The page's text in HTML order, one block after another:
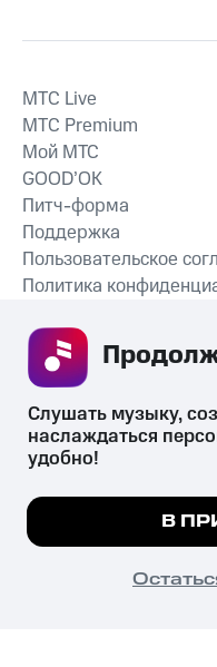
MTС Live
MTС Premium
Мой МТС
GOOD’OK
Питч-форма
Поддержка
Пользовательское
Политика
психотропных веществ,
их незаконный оборот
законодательством
© 2026 ООО «КИОН».
Все права защищены
Мы используем
Слушать музыку,
наслаждаться
удобно!
В